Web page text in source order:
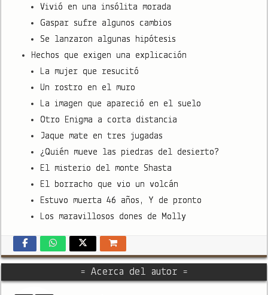
Vivió en una insólita morada
Gaspar sufre algunos cambios
Se lanzaron algunas hipótesis
Hechos que exigen una explicación
La mujer que resucitó
Un rostro en el muro
La imagen que apareció en el suelo
Otro Enigma a corta distancia
Jaque mate en tres jugadas
¿Quién mueve las piedras del desierto?
El misterio del monte Shasta
El borracho que vio un volcán
Estuvo muerta 46 años, Y de pronto
Los maravillosos dones de Molly
= Acerca del autor =